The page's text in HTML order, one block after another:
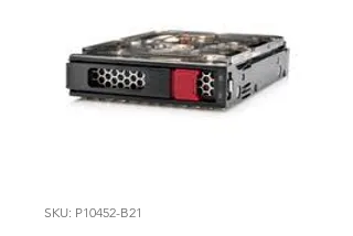
SKU: P10452-B21